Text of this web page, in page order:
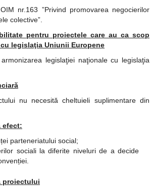
nr.163 ”Privind promovarea negocierilor
colective”.
pentru proiectele care au ca scop
legislaţia Uniunii Europene
legislaţiei naţionale cu legislaţia
nu necesită cheltuieli suplimentare din
efect:
parteneriatului social;
sociali la diferite niveluri de a decide
proiectului